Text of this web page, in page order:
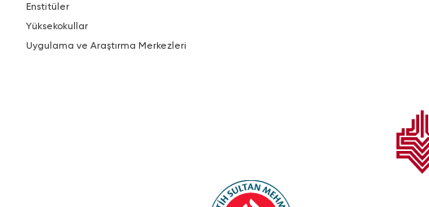
Enstitüler
Yüksekokullar
Uygulama ve Araştırma Merkezleri